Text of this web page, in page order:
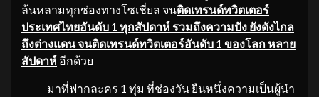
ล้นหลามทุกช่องทางโซเชี่ยล จนติดเทรนด์ทวิตเตอร์
ประเทศไทยอันดับ 1 ทุกสัปดาห์ รวมถึงความปัง ยังดังไกล
ถึงต่างแดน จนติดเทรนด์ทวิตเตอร์อันดับ 1 ของโลก หลาย
สัปดาห์ อีกด้วย
มาที่ฟากละคร 1 ทุ่ม ที่ช่องวัน ยืนหนึ่งความเป็นผู้นำ